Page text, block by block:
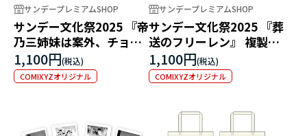
サンデープレミアムSHOP
サンデー文化祭2025 『帝
乃三姉妹は案外、チョロ
い。』 複製原稿セット(3
枚入り）
1,100円
COMIXYZオリジナル
サンデープレミアムSHOP
サンデー文化祭2025 『葬
送のフリーレン』 複製原
稿セット(3枚入り）
1,100円
COMIXYZオリジナル